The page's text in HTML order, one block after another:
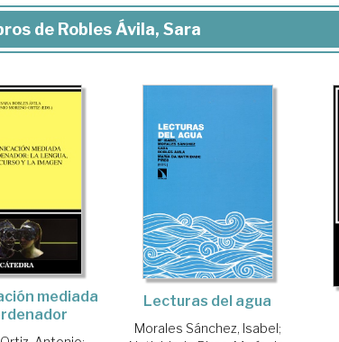
de Robles Ávila, Sara
mediada
Lecturas del agua
Morales Sánchez, Isabel;